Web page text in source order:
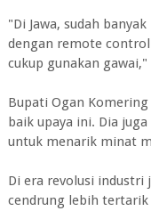
"Di Jawa, sudah
dengan remote
cukup gunakan gawai,"
Bupati Ogan
baik upaya ini. Dia
untuk menarik minat
Di era revolusi industri
cendrung lebih